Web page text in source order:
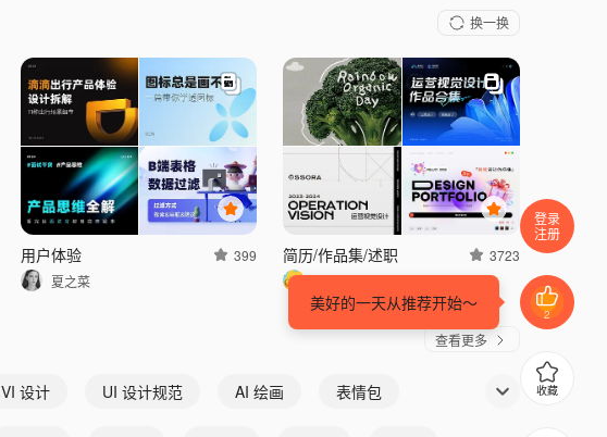
换一换
用户体验
399
夏之菜
简历/作品集/述职
3723
瘫_ATAN
查看更多
VI 设计 UI 设计规范 AI 绘画 表情包
登录
注册
2
美好的一天从推荐开始～
收藏